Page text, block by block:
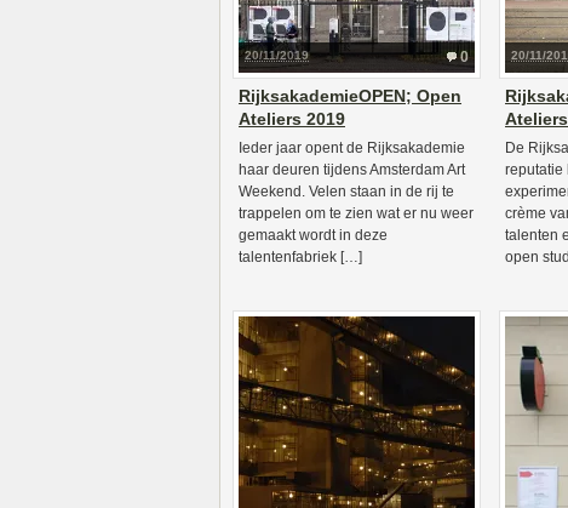
0
20/11/2019
RijksakademieOPEN; Open
Ateliers 2019
Ieder jaar opent de Rijksakademie
haar deuren tijdens Amsterdam Art
Weekend. Velen staan in de rij te
trappelen om te zien wat er nu weer
gemaakt wordt in deze
talentenfabriek […]
20/11/
De
reputatie
crème
talenten
open